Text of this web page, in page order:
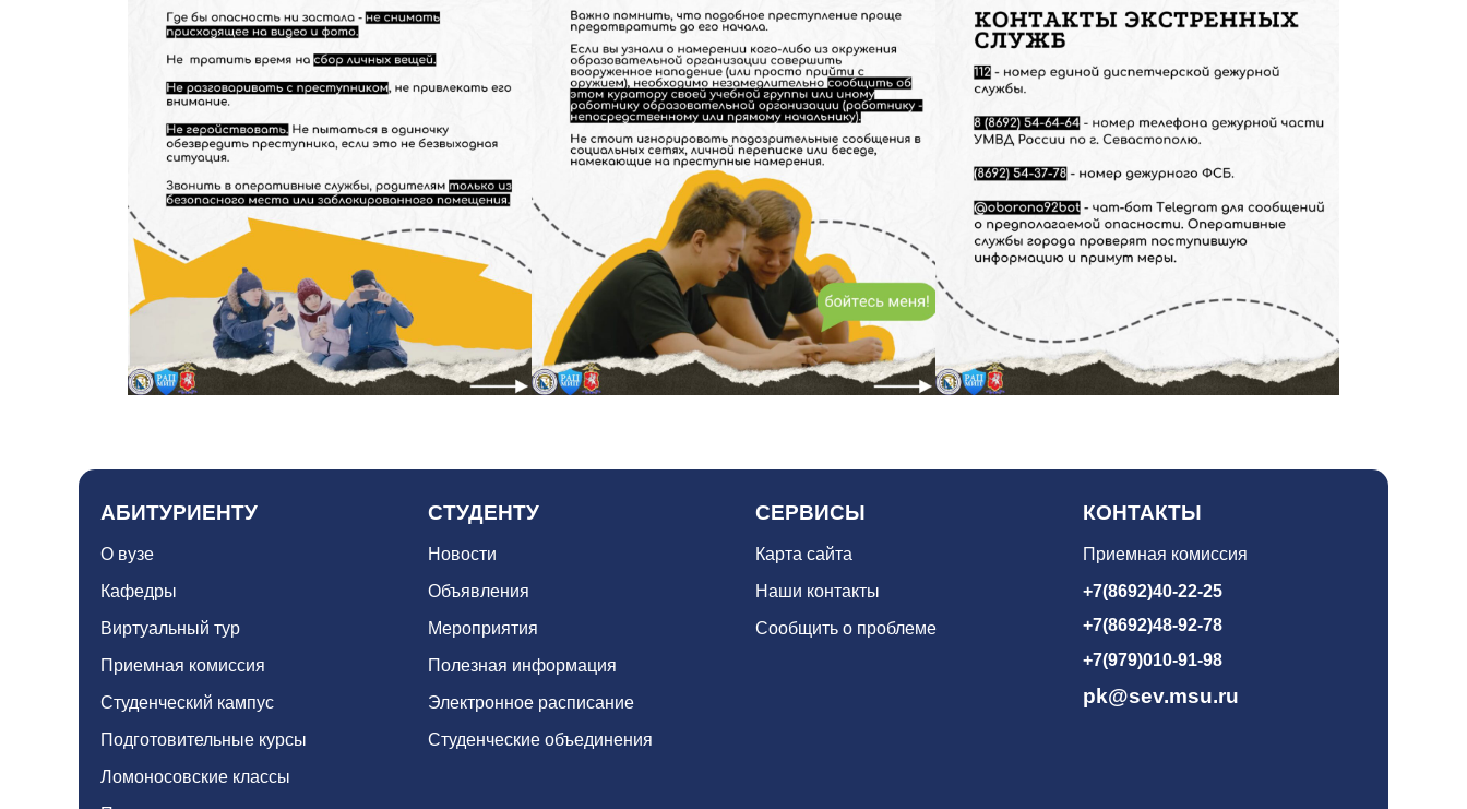
АБИТУРИЕНТУ
О вузе
Кафедры
Виртуальный тур
Приемная комиссия
Студенческий кампус
Подготовительные курсы
Ломоносовские классы
СТУДЕНТУ
Новости
Объявления
Мероприятия
Полезная информация
Электронное расписание
Студенческие объединения
СЕРВИСЫ
Карта сайта
Наши контакты
Сообщить о проблеме
КОНТАКТЫ
Приемная комиссия
+7(8692)40-22-25
+7(8692)48-92-78
+7(979)010-91-98
pk@sev.msu.ru